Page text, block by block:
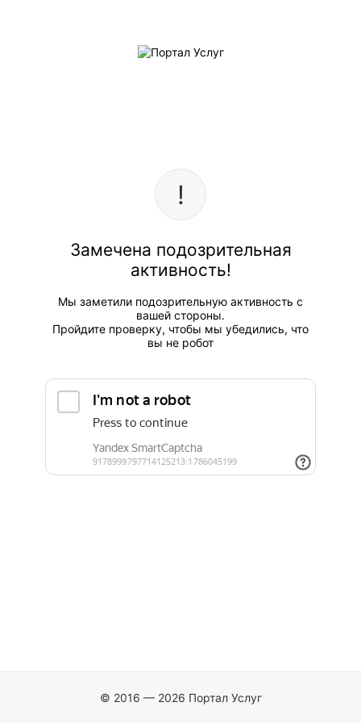
Замечена подозрительная
активность!
Мы заметили подозрительную активность с
вашей стороны.
Пройдите проверку, чтобы мы убедились, что
вы не робот
© 2016 — 2026 Портал Услуг